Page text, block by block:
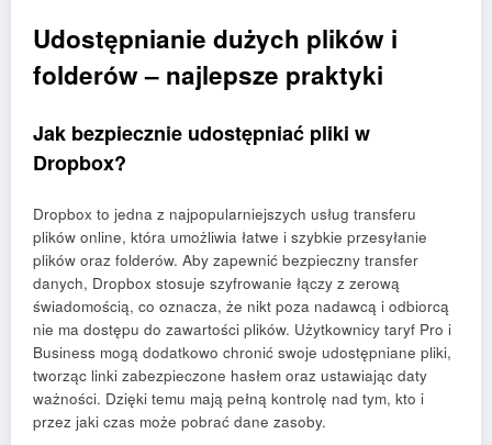
Udostępnianie dużych plików i
folderów – najlepsze praktyki
Jak bezpiecznie udostępniać pliki w
Dropbox?
Dropbox to jedna z najpopularniejszych usług transferu
plików online, która umożliwia łatwe i szybkie przesyłanie
plików oraz folderów. Aby zapewnić bezpieczny transfer
danych, Dropbox stosuje szyfrowanie łączy z zerową
świadomością, co oznacza, że nikt poza nadawcą i odbiorcą
nie ma dostępu do zawartości plików. Użytkownicy taryf Pro i
Business mogą dodatkowo chronić swoje udostępniane pliki,
tworząc linki zabezpieczone hasłem oraz ustawiając daty
ważności. Dzięki temu mają pełną kontrolę nad tym, kto i
przez jaki czas może pobrać dane zasoby.